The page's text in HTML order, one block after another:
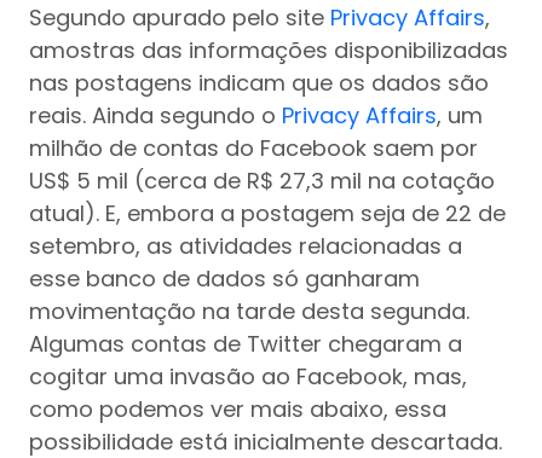
Segundo apurado pelo site Privacy Affairs,
amostras das informações disponibilizadas
nas postagens indicam que os dados são
reais. Ainda segundo o Privacy Affairs, um
milhão de contas do Facebook saem por
US$ 5 mil (cerca de R$ 27,3 mil na cotação
atual). E, embora a postagem seja de 22 de
setembro, as atividades relacionadas a
esse banco de dados só ganharam
movimentação na tarde desta segunda.
Algumas contas de Twitter chegaram a
cogitar uma invasão ao Facebook, mas,
como podemos ver mais abaixo, essa
possibilidade está inicialmente descartada.